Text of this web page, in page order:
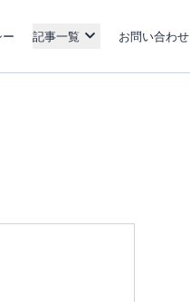
記事一覧 お問い合わせ